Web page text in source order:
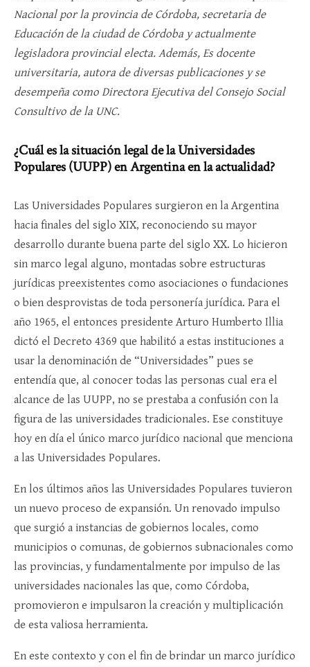
Nacional por la provincia de Córdoba, secretaria de
Educación de la ciudad de Córdoba y actualmente
legisladora provincial electa. Además, Es docente
universitaria, autora de diversas publicaciones y se
desempeña como Directora Ejecutiva del Consejo Social
Consultivo de la UNC.
¿Cuál es la situación legal de la Universidades
Populares (UUPP) en Argentina en la actualidad?
Las Universidades Populares surgieron en la Argentina
hacia finales del siglo XIX, reconociendo su mayor
desarrollo durante buena parte del siglo XX. Lo hicieron
sin marco legal alguno, montadas sobre estructuras
jurídicas preexistentes como asociaciones o fundaciones
o bien desprovistas de toda personería jurídica. Para el
año 1965, el entonces presidente Arturo Humberto Illia
dictó el Decreto 4369 que habilitó a estas instituciones a
usar la denominación de “Universidades” pues se
entendía que, al conocer todas las personas cual era el
alcance de las UUPP, no se prestaba a confusión con la
figura de las universidades tradicionales. Ese constituye
hoy en día el único marco jurídico nacional que menciona
a las Universidades Populares.
En los últimos años las Universidades Populares tuvieron
un nuevo proceso de expansión. Un renovado impulso
que surgió a instancias de gobiernos locales, como
municipios o comunas, de gobiernos subnacionales como
las provincias, y fundamentalmente por impulso de las
universidades nacionales las que, como Córdoba,
promovieron e impulsaron la creación y multiplicación
de esta valiosa herramienta.
En este contexto y con el fin de brindar un marco jurídico